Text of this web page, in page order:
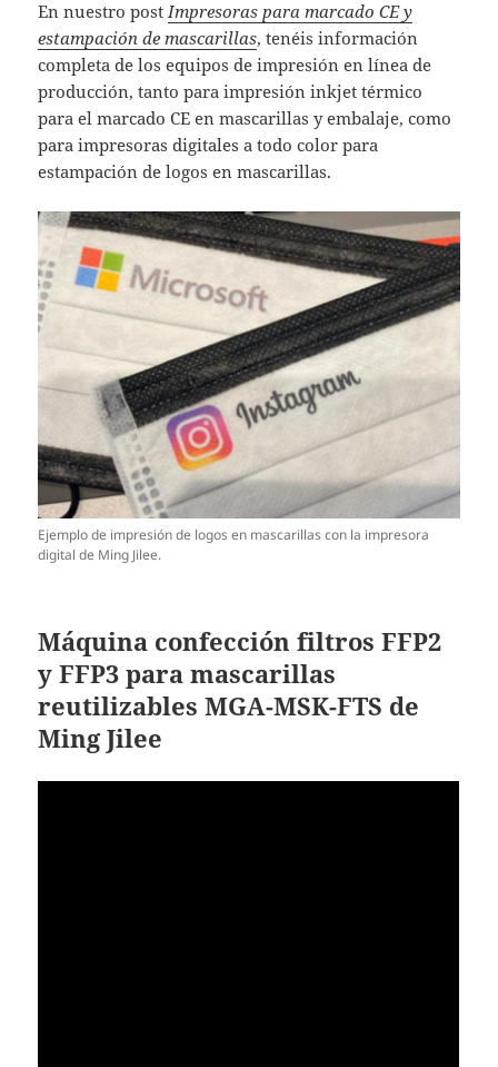
En nuestro post Impresoras para marcado CE y
estampación de mascarillas, tenéis información
completa de los equipos de impresión en línea de
producción, tanto para impresióninkjet térmico
para el marcado CE en mascarillas y embalaje, como
para impresoras digitales a todo color para
estampación de logos en mascarillas.
Ejemplo de impresión de logos en mascarillas con la impresora
digital de Ming Jilee.
Máquina confección filtros FFP2
y FFP3 para mascarillas
reutilizablesMGA-MSK-FTS de
Ming Jilee